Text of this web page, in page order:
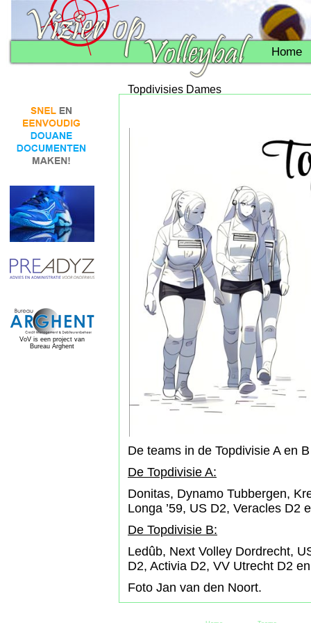
Home
VoV is een project van
Bureau Arghent
Topdivisies Dames
De teams in de Topdivisie A en
De Topdivisie A:
Donitas, Dynamo Tubbergen,
Longa ’59, US D2, Veracles D2
De Topdivisie B:
Ledûb, Next Volley Dordrecht,
D2, Activia D2, VV Utrecht D2
Foto Jan van den Noort.